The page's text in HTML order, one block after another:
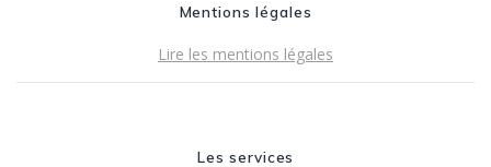
Mentions légales
Lire les mentions légales
Les services